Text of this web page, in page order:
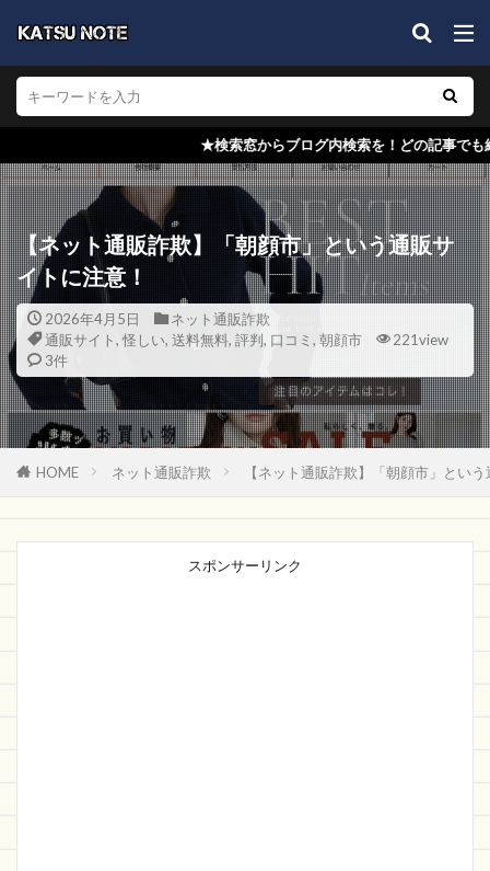
★検索窓からブログ内検索を！どの記事でも結構ですので、コメント
【ネット通販詐欺】「朝顔市」という通販サ
イトに注意！
2026年4月5日
ネット通販詐欺
通販サイト, 怪しい, 送料無料, 評判, 口コミ , 朝顔市
221view
3件
HOME ネット通販詐欺 【ネット通販詐欺】「朝顔市」とい
スポンサーリンク